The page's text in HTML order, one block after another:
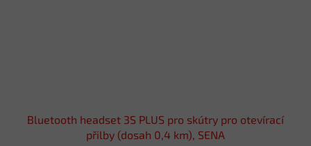
Bluetooth headset 3S PLUS pro skútry pro otevírací
přilby (dosah 0,4 km), SENA